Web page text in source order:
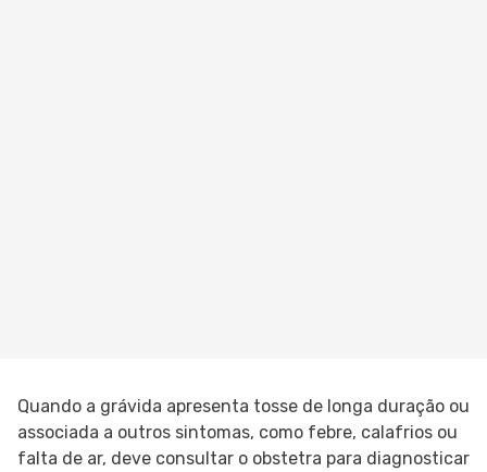
Quando a grávida apresenta tosse de longa duração ou
associada a outros sintomas, como febre, calafrios ou
falta de ar, deve consultar o obstetra para diagnosticar